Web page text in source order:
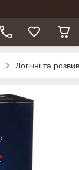
Логічні та